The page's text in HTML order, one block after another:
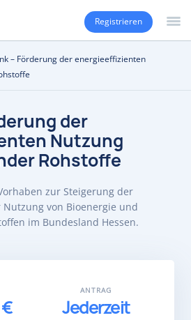
Registrieren
– Förderung der energieeffizienten
der
Nutzung
Rohstoffe
zur Steigerung der
von Bioenergie und
im Bundesland Hessen.
ANTRAG
Jederzeit